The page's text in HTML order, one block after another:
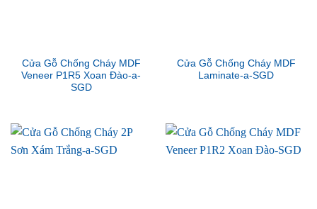
Cửa Gỗ Chống Cháy MDF
Veneer P1R5 Xoan Đào-a-
SGD
Cửa Gỗ Chống Cháy MDF
Laminate-a-SGD